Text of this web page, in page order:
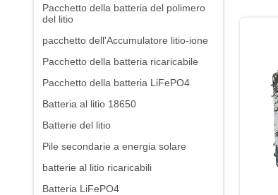
Pacchetto della batteria del polimero
del litio
pacchetto dell'Accumulatore litio-ione
Pacchetto della batteria ricaricabile
Pacchetto della batteria LiFePO4
Batteria al litio 18650
Batterie del litio
Pile secondarie a energia solare
batterie al litio ricaricabili
Batteria LiFePO4